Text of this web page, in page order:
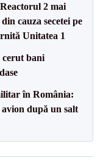
2 mai
cauza secetei pe
Unitatea 1
cerut bani
în România:
după un salt